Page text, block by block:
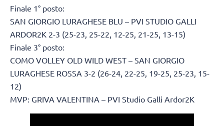
Finale 1° posto:
SAN GIORGIO LURAGHESE BLU – PVI STUDIO GALLI
ARDOR2K 2-3 (25-23, 25-22, 12-25, 21-25, 13-15)
Finale 3° posto:
COMO VOLLEY OLD WILD WEST – SAN GIORGIO
LURAGHESE ROSSA 3-2 (26-24, 22-25, 19-25, 25-23, 15-
12)
MVP: GRIVA VALENTINA – PVI Studio Galli Ardor2K